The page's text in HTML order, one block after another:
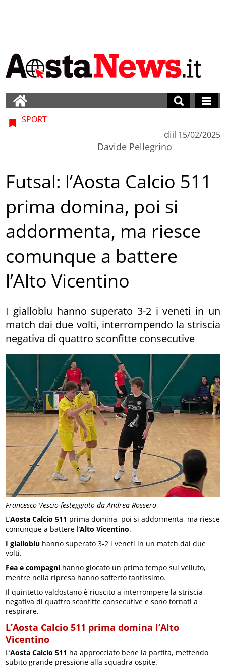
Francesco Vescio festeggiato da Andrea Rossero
SPORT
di
Davide Pellegrino
il 15/02/2025
Futsal: l’Aosta Calcio 511
prima domina, poi si
addormenta, ma riesce
comunque a battere
l’Alto Vicentino
I gialloblu hanno superato 3-2 i veneti in un
match dai due volti, interrompendo la striscia
negativa di quattro sconfitte consecutive
L’Aosta Calcio 511 prima domina, poi si addormenta, ma riesce
comunque a battere l’Alto Vicentino.
I gialloblu hanno superato 3-2 i veneti in un match dai due
volti.
Fea e compagni hanno giocato un primo tempo sul velluto,
mentre nella ripresa hanno sofferto tantissimo.
Il quintetto valdostano è riuscito a interrompere la striscia
negativa di quattro sconfitte consecutive e sono tornati a
respirare.
L’Aosta Calcio 511 prima domina l’Alto
Vicentino
L’Aosta Calcio 511 ha approcciato bene la partita, mettendo
subito grande pressione alla squadra ospite.